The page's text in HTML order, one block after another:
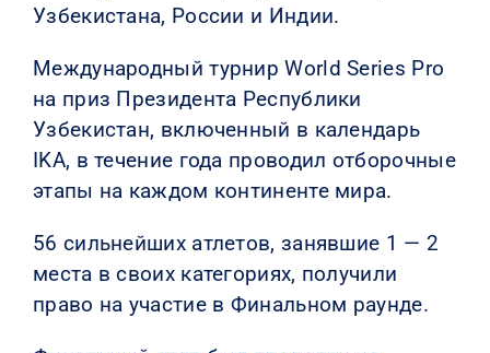
Узбекистана, России и Индии.
Международный турнир World Series Pro
на приз Президента Республики
Узбекистан, включенный в календарь
IKA, в течение года проводил отборочные
этапы на каждом континенте мира.
56 сильнейших атлетов, занявшие 1 — 2
места в своих категориях, получили
право на участие в Финальном раунде.